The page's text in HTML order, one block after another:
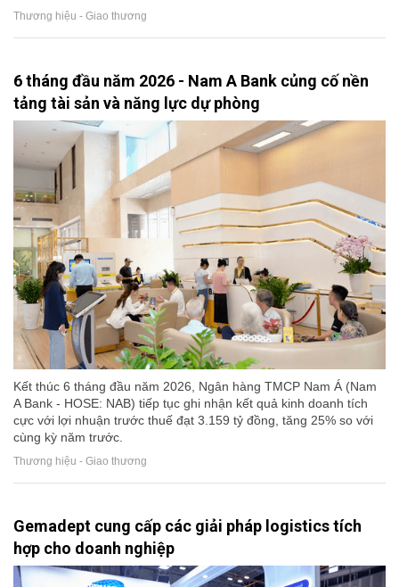
Thương hiệu - Giao thương
6 tháng đầu năm 2026 - Nam A Bank củng cố nền
tảng tài sản và năng lực dự phòng
Kết thúc 6 tháng đầu năm 2026, Ngân hàng TMCP Nam Á (Nam
A Bank - HOSE: NAB) tiếp tục ghi nhận kết quả kinh doanh tích
cực với lợi nhuận trước thuế đạt 3.159 tỷ đồng, tăng 25% so với
cùng kỳ năm trước.
Thương hiệu - Giao thương
Gemadept cung cấp các giải pháp logistics tích
hợp cho doanh nghiệp